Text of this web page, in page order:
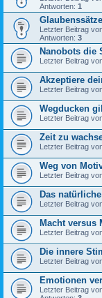
Antworten: 1
Letzter Beitrag
Antworten: 3
Nanobots die
Letzter Beitrag
Akzeptiere
Letzter Beitrag
Wegducken
Letzter Beitrag
Zeit zu
Letzter Beitrag
Weg von
Letzter Beitrag
Das
Letzter Beitrag
Macht versus
Letzter Beitrag
Die innere
Letzter Beitrag
Emotionen
Letzter Beitrag